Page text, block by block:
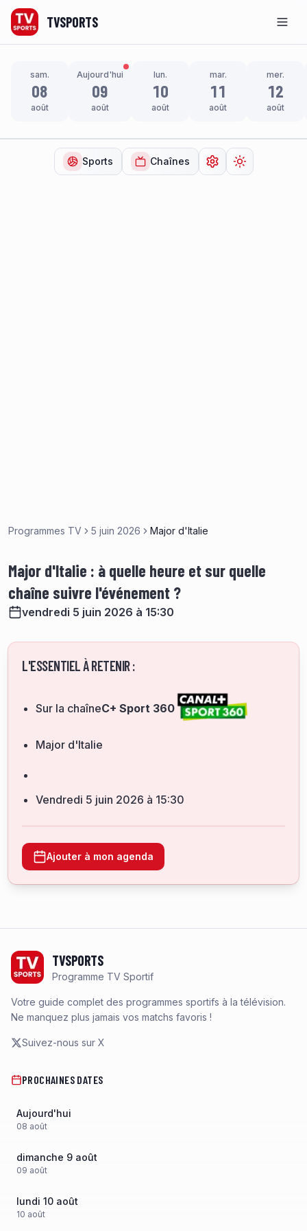
TVSPORTS
sam.
08
août
Aujourd'hui
09
août
lun.
10
août
mar.
11
août
mer.
12
août
Sports Chaînes Ouvrir lesChanger de
Programmes TV 5 juin 2026 Major d'Italie
Major d'Italie : à quelle heure et sur quelle
chaîne suivre l'événement ?
vendredi 5 juin 2026 à 15:30
L'ESSENTIEL À RETENIR :
Sur la chaîneC+ Sport 360
Major d'Italie
vendredi 5 juin 2026 à 15:30
Ajouter à mon agenda
TVSPORTS
Programme TV Sportif
Votre guide complet des programmes sportifs à la télévision.
Ne manquez plus jamais vos matchs favoris !
Suivez-nous sur X
PROCHAINES DATES
Aujourd'hui
08 août
dimanche 9 août
09 août
lundi 10 août
10 août